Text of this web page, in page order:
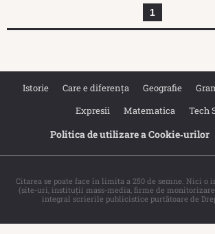
1
Istorie Care e diferența Geografie
Expresii
Matematica Tech
Politica de utilizare a Cookie‐urilor
Citarea se poate face în limita a 250 de semne. Nici o
(site-uri, instituţii mass-media, firme de
integral scrierile publicistice purtătoare de